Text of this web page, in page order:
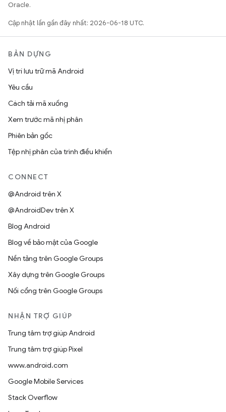
Oracle.
Cập nhật lần gần đây nhất: 2026-06-18 UTC.
BẢN DỰNG
Vị trí lưu trữ mã Android
Yêu cầu
Cách tải mã xuống
Xem trước mã nhị phân
Phiên bản gốc
Tệp nhị phân của trình điều khiển
CONNECT
@Android trên X
@AndroidDev trên X
Blog Android
Blog về bảo mật của Google
Nền tảng trên Google Groups
Xây dựng trên Google Groups
Nối cổng trên Google Groups
NHẬN TRỢ GIÚP
Trung tâm trợ giúp Android
Trung tâm trợ giúp Pixel
www.android.com
Google Mobile Services
Stack Overflow